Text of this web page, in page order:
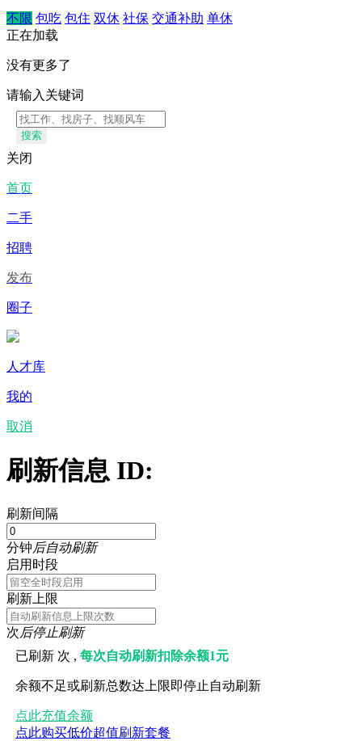
不限 包吃 包住 双休 社保 交通补助 单休
正在加载
没有更多了
请输入关键词
搜索
关闭
首页
二手
招聘
发布
圈子
人才库
我的
取消
刷新信息 ID:
刷新间隔
分钟后自动刷新
启用时段
刷新上限
次后停止刷新
已刷新 次 ,每次自动刷新扣除余额1元
余额不足或刷新总数达上限即停止自动刷新
点此充值余额
点此购买低价超值刷新套餐